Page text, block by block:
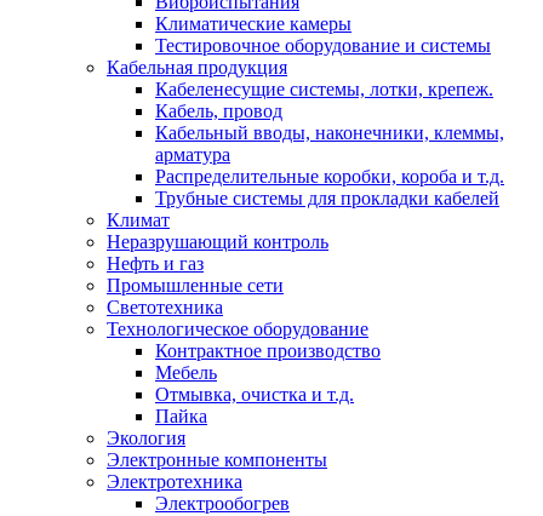
Климатические камеры
Тестировочное оборудование и системы
Кабельная продукция
Кабеленесущие системы, лотки, крепеж.
Кабель, провод
Кабельный вводы, наконечники, клеммы,
арматура
Распределительные коробки, короба и т.д.
Трубные системы для прокладки кабелей
Климат
Неразрушающий контроль
Нефть и газ
Промышленные сети
Светотехника
Технологическое оборудование
Контрактное производство
Мебель
Отмывка, очистка и т.д.
Пайка
Экология
Электронные компоненты
Электротехника
Электрообогрев